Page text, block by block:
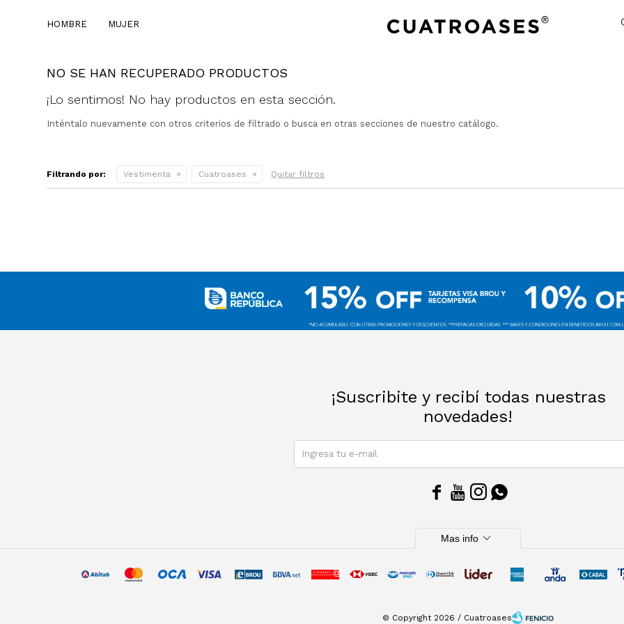
HOMBRE MUJER
NO SE HAN RECUPERADO PRODUCTOS
¡Lo sentimos! No hay productos en esta sección.
Inténtalo nuevamente con otros criterios de filtrado o busca en otras secciones de nuestro catálogo.
Filtrando por: Vestimenta Cuatroases Quitar filtros
¡Suscribite y recibí todas nuestras
novedades!
   
Mas info expand_more
© Copyright 2026 / Cuatroases